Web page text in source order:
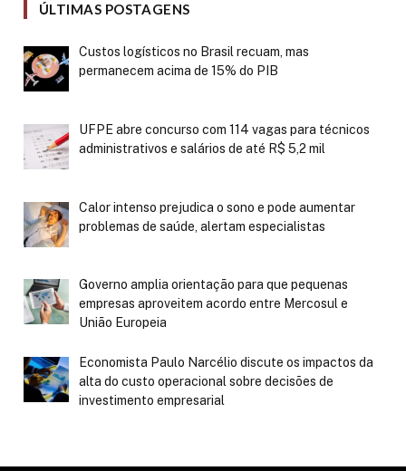
ÚLTIMAS POSTAGENS
Custos logísticos no Brasil recuam, mas
permanecem acima de 15% do PIB
UFPE abre concurso com 114 vagas para técnicos
administrativos e salários de até R$ 5,2 mil
Calor intenso prejudica o sono e pode aumentar
problemas de saúde, alertam especialistas
Governo amplia orientação para que pequenas
empresas aproveitem acordo entre Mercosul e
União Europeia
Economista Paulo Narcélio discute os impactos da
alta do custo operacional sobre decisões de
investimento empresarial